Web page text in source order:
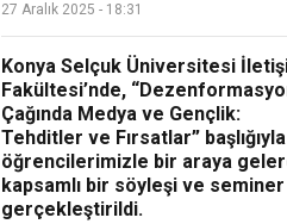
27 Aralık 2025 - 18:31
Konya Selçuk Üniversitesi
Fakültesi’nde,
Çağında Medya ve Gençlik:
Tehditler ve Fırsatlar” başlığıyla
öğrencilerimizle bir araya
kapsamlı bir söyleşi ve seminer
gerçekleştirildi.